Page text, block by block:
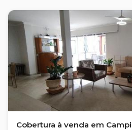
Cobertura à venda em